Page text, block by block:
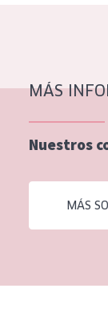
Piel normal y
Piel mixata o
Piel madura
Piel
Piel
Todas las
MÁS
Nuestros
MÁS